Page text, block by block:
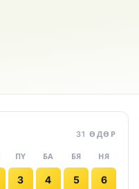
31 ӨДӨР
ПҮ БА БЯ НЯ
3 4 5 6